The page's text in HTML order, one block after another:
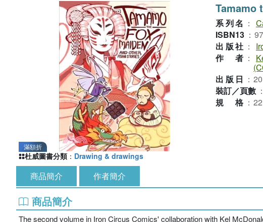
滿額折
Tamamo
系列名 ：
ISBN13 ：
出版社 ：
作者 ：
出版日 ：
裝訂／頁數 ：
規格 ：
杜威圖書分類 ： Drawing & drawings
商品簡介 作者簡介
商品簡介
The second volume in Iron Circus Comics' collaboration with Kel